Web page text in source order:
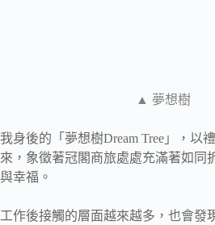
▲ 夢想樹
我身後的「夢想樹Dream Tree」，以
來，象徵著冠閣商旅處處充滿著如同
與幸福。
工作後接觸的層面越來越多，也會發